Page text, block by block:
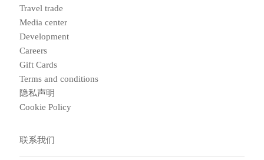
Travel trade
Media center
Development
Careers
Gift Cards
Terms and conditions
隐私声明
Cookie Policy
联系我们